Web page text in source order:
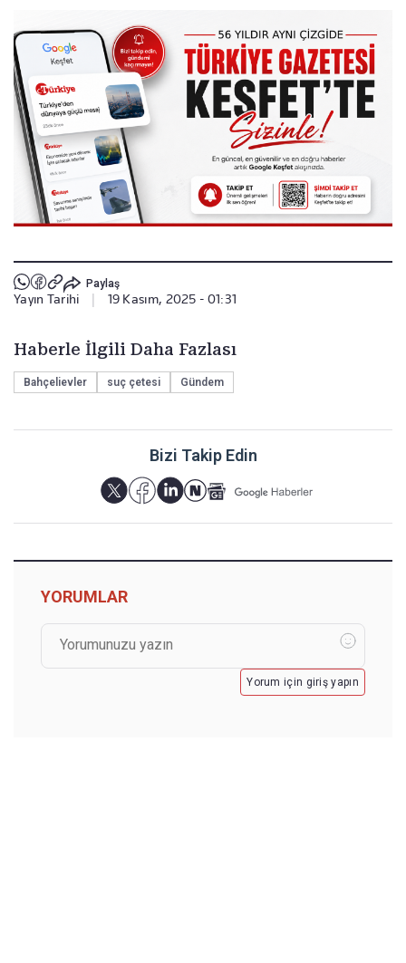
Paylaş
Yayın Tarihi 19 Kasım, 2025 - 01:31
Haberle İlgili Daha Fazlası
Bahçelievler suç çetesi Gündem
Bizi Takip Edin
YORUMLAR
Yorum için giriş yapın